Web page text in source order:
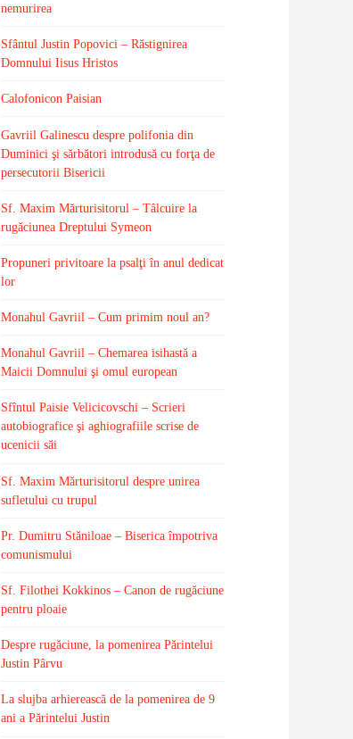
nemurirea
Sfântul Justin Popovici – Răstignirea
Domnului Iisus Hristos
Calofonicon Paisian
Gavriil Galinescu despre polifonia din
Duminici şi sărbători introdusă cu forţa de
persecutorii Bisericii
Sf. Maxim Mărturisitorul – Tâlcuire la
rugăciunea Dreptului Symeon
Propuneri privitoare la psalţi în anul dedicat
lor
Monahul Gavriil – Cum primim noul an?
Monahul Gavriil – Chemarea isihastă a
Maicii Domnului şi omul european
Sfîntul Paisie Velicicovschi – Scrieri
autobiografice şi aghiografiile scrise de
ucenicii săi
Sf. Maxim Mărturisitorul despre unirea
sufletului cu trupul
Pr. Dumitru Stăniloae – Biserica împotriva
comunismului
Sf. Filothei Kokkinos – Canon de rugăciune
pentru ploaie
Despre rugăciune, la pomenirea Părintelui
Justin Pârvu
La slujba arhierească de la pomenirea de 9
ani a Părintelui Justin